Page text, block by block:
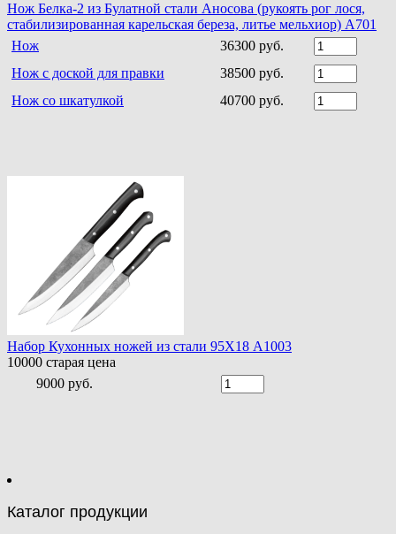
Нож Белка-2 из Булатной стали Аносова (рукоять рог лося,
стабилизированная карельская береза, литье мельхиор) A701
Нож
36300 руб.
Нож с доской для правки
38500 руб.
Нож со шкатулкой
40700 руб.
Набор Кухонных ножей из стали 95Х18 A1003
10000 старая цена
9000 руб.
Каталог продукции